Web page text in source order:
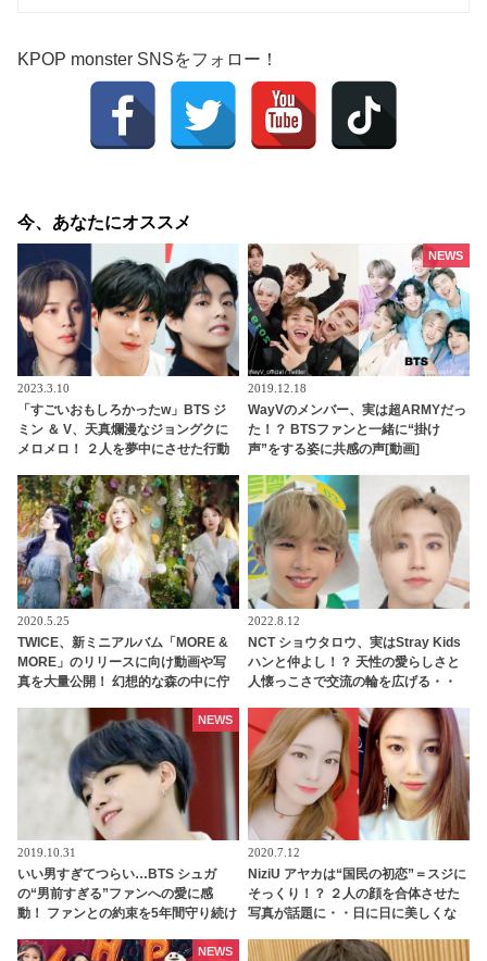
KPOP monster SNSをフォロー！
今、あなたにオススメ
2023.3.10
「すごいおもしろかったw」BTS ジ
ミン ＆ V、天真爛漫なジョングクに
メロメロ！ ２人を夢中にさせた行動
2019.12.18
WayVのメンバー、実は超ARMYだっ
た！？ BTSファンと一緒に“掛け
声”をする姿に共感の声[動画]
NEWS
2020.5.25
TWICE、新ミニアルバム「MORE &
MORE」のリリースに向け動画や写
真を大量公開！ 幻想的な森の中に佇
2022.8.12
NCT ショウタロウ、実はStray Kids
ハンと仲よし！？ 天性の愛らしさと
人懐っこさで交流の輪を広げる・・
2019.10.31
いい男すぎてつらい…BTS シュガ
の“男前すぎる”ファンへの愛に感
動！ ファンとの約束を5年間守り続け
シュガの”沼”に落ちていく人が続出
NEWS
2020.7.12
NiziU アヤカは“国民の初恋”＝スジに
そっくり！？ ２人の顔を合体させた
写真が話題に・・日に日に美しくな
NEWS